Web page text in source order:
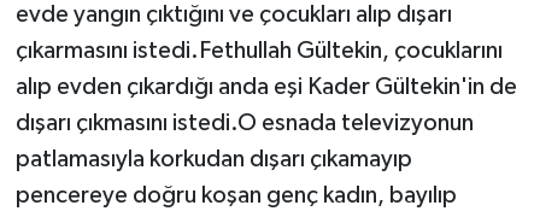
evde yangın çıktığını ve çocukları alıp dışarı
çıkarmasını istedi.Fethullah Gültekin, çocuklarını
alıp evden çıkardığı anda eşi Kader Gültekin'in de
dışarı çıkmasını istedi.O esnada televizyonun
patlamasıyla korkudan dışarı çıkamayıp
pencereye doğru koşan genç kadın, bayılıp